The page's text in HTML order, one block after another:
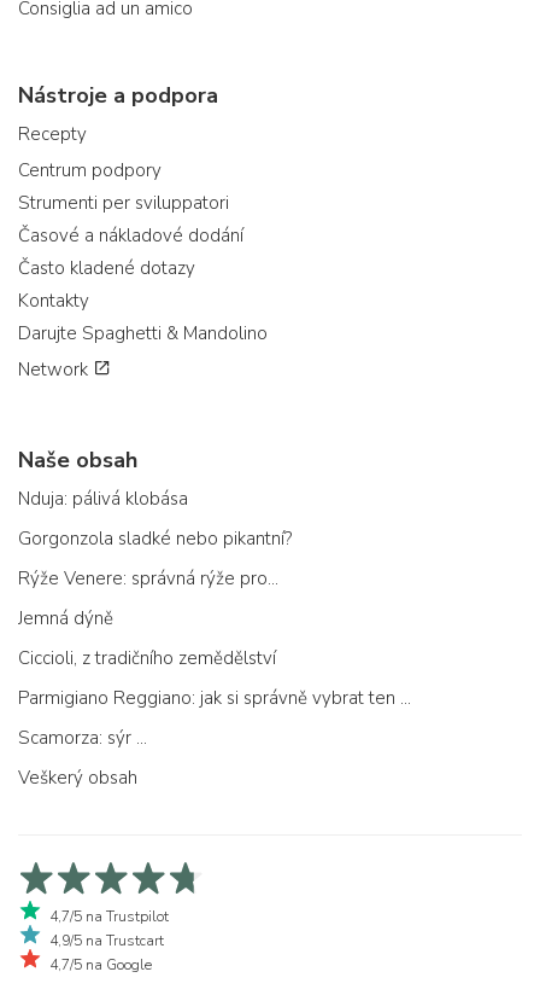
Consiglia ad un amico
Nástroje a podpora
Recepty
Centrum podpory
Strumenti per sviluppatori
Časové a nákladové dodání
Často kladené dotazy
Kontakty
Darujte Spaghetti & Mandolino
Network
Naše obsah
Nduja: pálivá klobása
Gorgonzola sladké nebo pikantní?
Rýže Venere: správná rýže pro...
Jemná dýně
Ciccioli, z tradičního zemědělství
Parmigiano Reggiano: jak si správně vybrat ten pravý
Scamorza: sýr ...
Veškerý obsah
4,7/5 na Trustpilot
4,9/5 na Trustcart
4,7/5 na Google